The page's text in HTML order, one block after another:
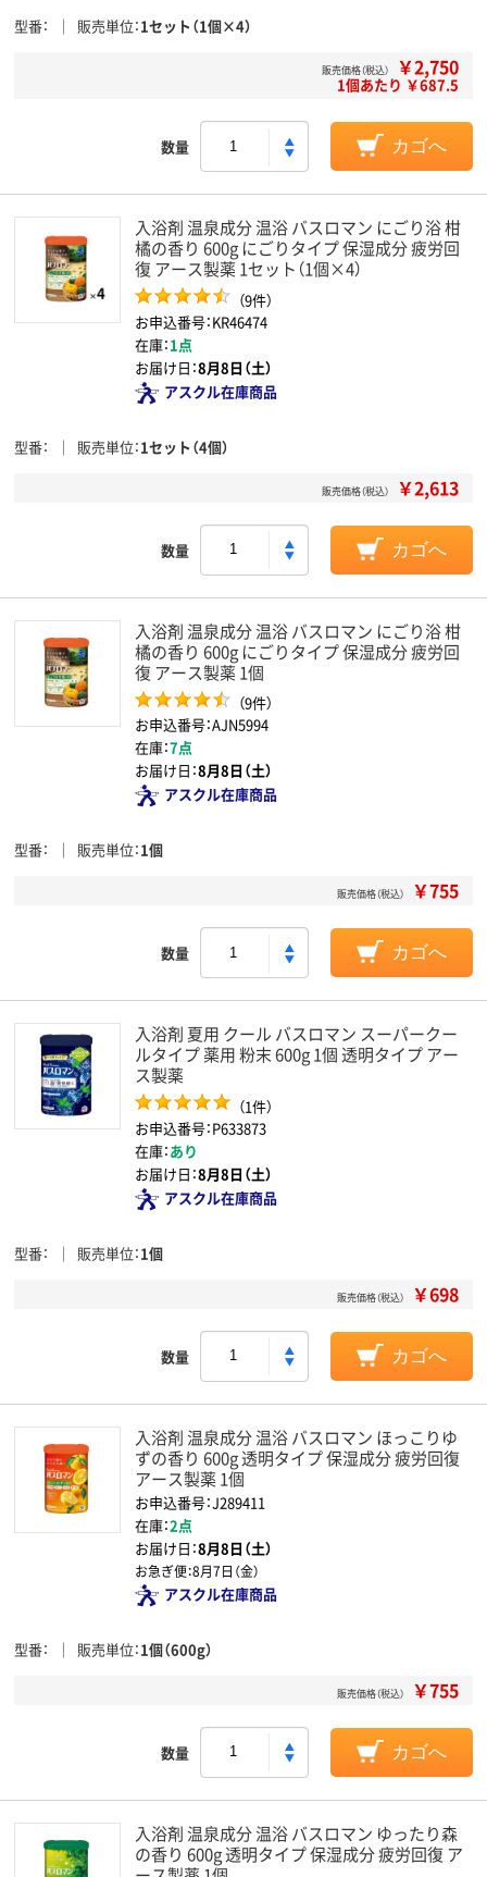
型番 販売単位 1セット（1個×4）
販売価格（税込） ￥2,750
1個あたり ￥687.5
数量 カゴへ
入浴剤 温泉成分 温浴 バスロマン にごり浴 柑
橘の香り 600g にごりタイプ 保湿成分 疲労回
復 アース製薬 1セット（1個×4）
（9件）
お申込番号：KR46474
在庫：1点
お届け日：8月8日（土）
アスクル在庫商品
型番 販売単位 1セット（4個）
販売価格（税込） ￥2,613
数量 カゴへ
入浴剤 温泉成分 温浴 バスロマン にごり浴 柑
橘の香り 600g にごりタイプ 保湿成分 疲労回
復 アース製薬 1個
（9件）
お申込番号：AJN5994
在庫：7点
お届け日：8月8日（土）
アスクル在庫商品
型番 販売単位 1個
販売価格（税込） ￥755
数量 カゴへ
入浴剤 夏用 クール バスロマン スーパークー
ルタイプ 薬用 粉末 600g 1個 透明タイプ アー
ス製薬
（1件）
お申込番号：P633873
在庫：あり
お届け日：8月8日（土）
アスクル在庫商品
型番 販売単位 1個
販売価格（税込） ￥698
数量 カゴへ
入浴剤 温泉成分 温浴 バスロマン ほっこりゆ
ずの香り 600g 透明タイプ 保湿成分 疲労回復
アース製薬 1個
お申込番号：J289411
在庫：2点
お届け日：8月8日（土）
お急ぎ便：8月7日（金）
アスクル在庫商品
型番 販売単位 1個（600g）
販売価格（税込） ￥755
数量 カゴへ
入浴剤 温泉成分 温浴 バスロマン ゆったり森
の香り 600g 透明タイプ 保湿成分 疲労回復 ア